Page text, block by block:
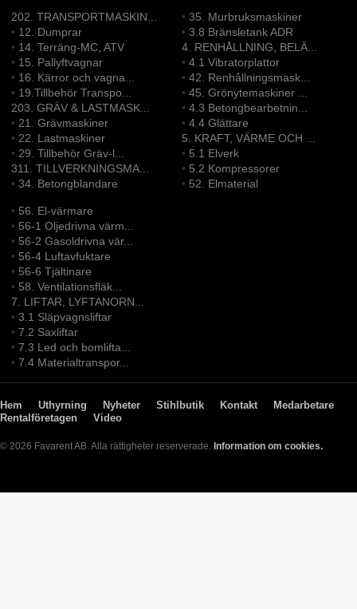
202. TRANSPORTMASKIN...
• 12. Dumprar
• 14. Terräng-MC, ATV
• 15. Pallyftvagnar
• 16. Kärror och vagna...
• 19.Tillbehör Transpo...
203. GRÄV & LASTMASK...
• 21. Grävmaskiner
• 22. Lastmaskiner
• 29. Tillbehör Gräv-l...
311. TILLVERKNINGSMA...
•34. Betongblandare
•35. Murbruksmaskiner
•3.8 Bränsletank ADR
4. RENHÅLLNING, BELÄ...
•4.1 Vibratorplattor
•42. Renhållningsmask...
•45. Grönytemaskiner ...
•4.3 Betongbearbetnin...
•4.4 Glättare
5. KRAFT, VÄRME OCH ...
• 5.1 Elverk
• 5.2 Kompressorer
• 52. Elmaterial
• 56. El-värmare
• 56-1 Oljedrivna värm...
• 56-2 Gasoldrivna vär...
• 56-4 Luftavfuktare
• 56-6 Tjältinare
• 58. Ventilationsfläk...
7. LIFTAR, LYFTANORN...
•3.1 Släpvagnsliftar
•7.2 Saxliftar
•7.3 Led och bomlifta...
•7.4 Materialtranspor...
Hem Uthyrning Nyheter Stihlbutik Kontakt
Medarbetare
Rentalföretagen
Video
© 2026 Favarent AB. Alla rättigheter reserverade. Information om cookies.